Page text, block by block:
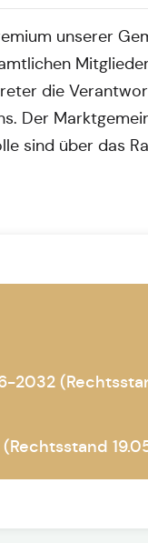
unserer
die
Der
sind über das